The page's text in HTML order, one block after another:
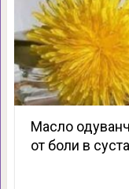
Масло
от боли в